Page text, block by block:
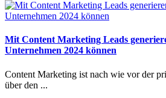
Mit Content Marketing Leads
Unternehmen 2024 können
Content Marketing ist nach wie vor der
über den ...